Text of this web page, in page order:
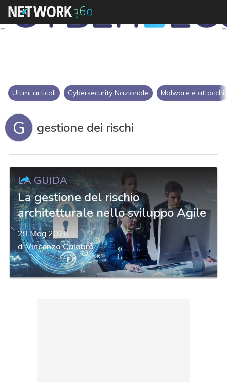
Ultimi articoli Cybersecurity Nazionale Malware e attacchi
G gestione dei rischi
LA GUIDA
La gestione del rischio
architetturale nello sviluppo Agile
29 Mag 2026
diVincenzo Calabrò